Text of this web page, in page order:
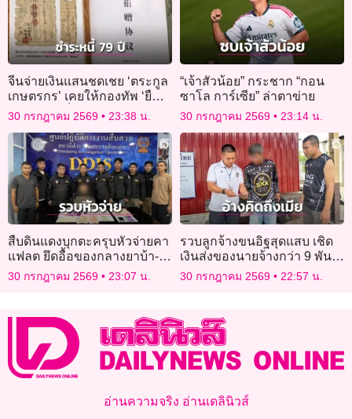
จีนจ่ายเงินแสนชดเชย ‘ตระกูล
เกษตรกร’ เคยให้กองทัพ ‘ยืม
ข้าวสาร’ เมื่อ 79 ปีก่อน
30 กรกฎาคม 2569 23:38 น.
“เจ้าสัวน้อย” กระชาก “กอน
ซาโล การ์เซีย” ล่าตาข่าย
30 กรกฎาคม 2569 23:14 น.
สืบดินแดงบุกตะครุบหัวจ่ายคา
แฟลต ยึดอื้อของกลางยาบ้า-
เงินสด
30 กรกฎาคม 2569 23:07 น.
รวบลูกจ้างขนอิฐสุดแสบ เชิด
เงินส่งของนายจ้างกว่า 9 พัน
บาท อ้างคิดถึงเมีย
30 กรกฎาคม 2569 22:57 น.
อ่านความจริง อ่านเดลินิวส์